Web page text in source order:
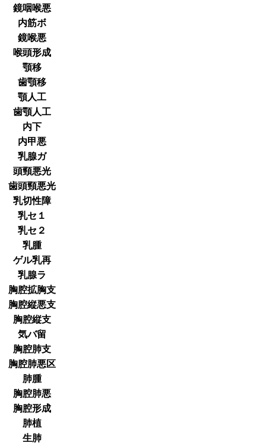
鏡咽喉悪
内筋ボ
鏡喉悪
喉頭形成
顎移
歯顎移
顎人工
歯顎人工
内下
内甲悪
乳腺ガ
頭頸悪光
歯頭頸悪光
乳切性障
乳セ１
乳セ２
乳腫
ゲル乳再
乳腺ラ
胸腔拡胸支
胸腔縦悪支
胸腔縦支
気バ留
胸腔肺支
胸腔肺悪区
肺腫
胸腔肺悪
胸腔形成
肺植
生肺